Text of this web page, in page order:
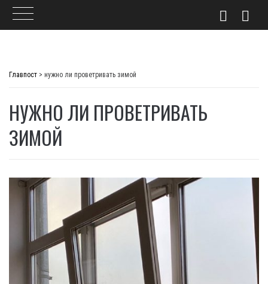
Главпост > нужно ли проветривать зимой
НУЖНО ЛИ ПРОВЕТРИВАТЬ
ЗИМОЙ